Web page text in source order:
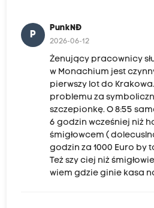
P
PunkNĐ
2026-06-12
Żenujący pracownicy
w Monachium jest
pierwszy lot do
problemu za
szczepionkę. O 8:55
6 godzin wcześniej niż
śmigłowcem (
godzin za 1000 Euro by
Też szy ciej niż
wiem gdzie ginie kasa